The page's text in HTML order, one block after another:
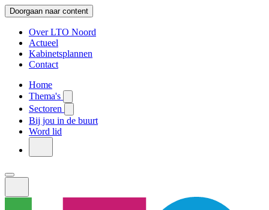
Doorgaan naar content
Over LTO Noord
Actueel
Kabinetsplannen
Contact
Home
Thema's
Sectoren
Bij jou in de buurt
Word lid